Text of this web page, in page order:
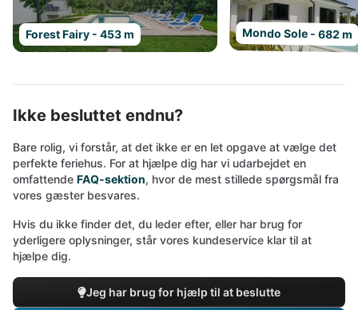
Forest Fairy - 453 m Mondo Sole - 682 m
Ikke besluttet endnu?
Bare rolig, vi forstår, at det ikke er en let opgave at vælge det
perfekte feriehus. For at hjælpe dig har vi udarbejdet en
omfattende FAQ-sektion, hvor de mest stillede spørgsmål fra
vores gæster besvares.
Hvis du ikke finder det, du leder efter, eller har brug for
yderligere oplysninger, står vores kundeservice klar til at
hjælpe dig.
Jeg har brug for hjælp til at beslutte